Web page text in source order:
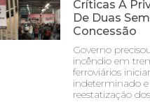
Críticas À
De Duas
Concessão
Governo
incêndio em
ferroviários
indeterminado
reestatização